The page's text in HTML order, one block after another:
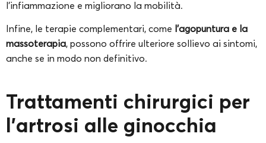
l’infiammazione e migliorano la mobilità.
Infine, le terapie complementari, come l’agopuntura e la
massoterapia, possono offrire ulteriore sollievo ai sintomi,
anche se in modo non definitivo.
Trattamenti chirurgici per
l’artrosi alle ginocchia